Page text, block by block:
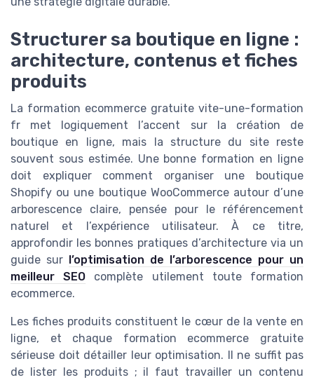
Structurer sa boutique en ligne :
architecture, contenus et fiches
produits
La formation ecommerce gratuite vite-une-formation
fr met logiquement l’accent sur la création de
boutique en ligne, mais la structure du site reste
souvent sous estimée. Une bonne formation en ligne
doit expliquer comment organiser une boutique
Shopify ou une boutique WooCommerce autour d’une
arborescence claire, pensée pour le référencement
naturel et l’expérience utilisateur. À ce titre,
approfondir les bonnes pratiques d’architecture via un
guide sur
l’optimisation de l’arborescence pour un
meilleur SEO complète utilement toute formation
ecommerce.
Les fiches produits constituent le cœur de la vente en
ligne, et chaque formation ecommerce gratuite
sérieuse doit détailler leur optimisation. Il ne suffit pas
de lister les produits ; il faut travailler un contenu